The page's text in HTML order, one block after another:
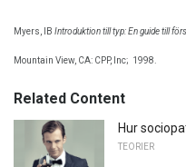
Myers, IB Introduktion till typ: En guide till
Mountain View, CA: CPP, Inc; 1998.
Related Content
Hur
TEORIER